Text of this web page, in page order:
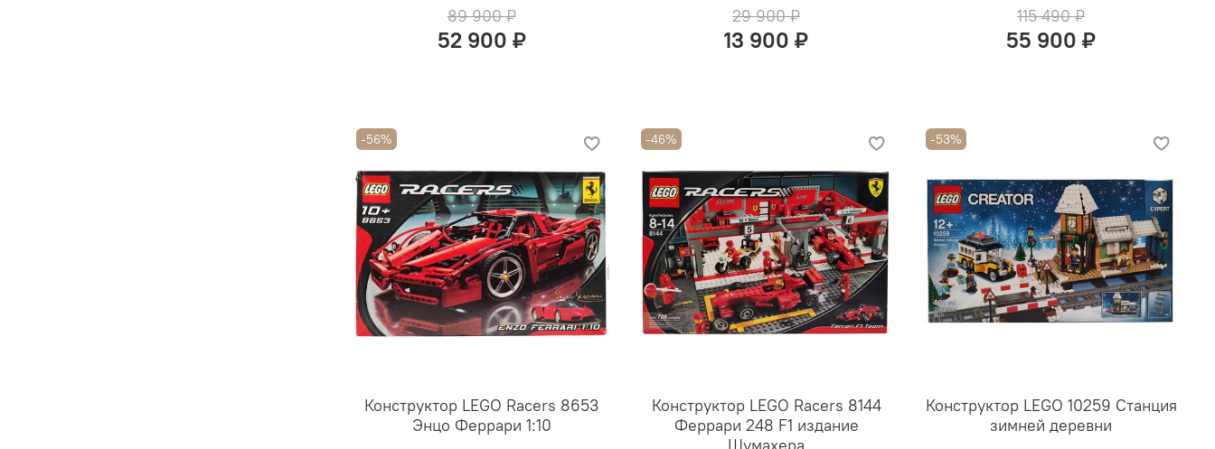
89 900 ₽
52 900 ₽
29 900 ₽
13 900 ₽
115 490 ₽
55 900 ₽
-56%
Конструктор LEGO Racers 8653
Энцо Феррари 1:10
-46%
Конструктор LEGO Racers 8144
Феррари 248 F1 издание
Шумахера
-53%
Конструктор LEGO 10259 Станция
зимней деревни